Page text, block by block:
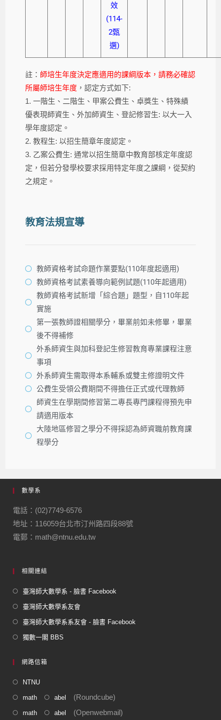
效
(114-
2甄
選)
註： 師培生年度決定應適用的課綱版本，請務必確認
所屬師培生年度 ，認定方式如下:
1. 一階生、二階生、甲案公費生、卓獎生、特殊績
優表現師資生、外加師資生、登記修習生: 以大一入
學年度認定。
2. 教程生: 以招生簡章年度認定。
3. 乙案公費生: 通常以招生簡章中教育部核定年度認
定，但若分發學校要求採用特定年度之課綱，從契約
之規定。
教育法規宣導
教師資格考試命題作業要點(110年度起適用)
教師資格考試素養導向範例試題(110年起適用)
教師資格考試新增「綜合題」題型，自110年起
實施
第一張教師證相關學分，畢業前如未修畢，畢業
後不得補修
外系師資生與加科登記生修習教育專業課程注意
事項
外系師資生需取得本系輔系或雙主修證明文件
公費生受領公費期間不得擔任正式或代理教師
師資生在學期間修習第二專長專門課程得預先申
請適用版本
大陸地區修習之學分不得採認為師資職前教育課
程學分
數學系
電話：(02)7749-6576
地址：116059台北市汀州路四段88號
電郵：math@ntnu.edu.tw
相關連結
臺灣師大數學系 - 臉書 Facebook
臺灣師大數學系友會
臺灣師大數學系系友會 - 臉書 Facebook
獨數一閣 BBS
網路信箱
NTNU
math abel (Roundcube)
math abel (Openwebmail)